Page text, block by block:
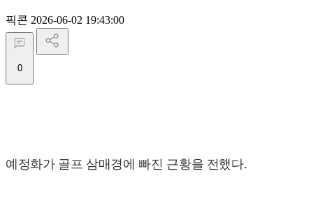
픽콘 2026-06-02 19:43:00
0
예정화가 골프 삼매경에 빠진 근황을 전했다.